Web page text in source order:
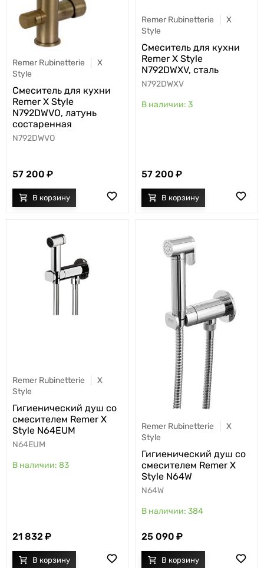
Remer Rubinetterie
X
Style
Cмеситель для кухни
Remer X Style
N792DWVO, латунь
состаренная
N792DWVO
57 200
Remer Rubinetterie
X
Style
Cмеситель для кухни
Remer X Style
N792DWXV, сталь
N792DWXV
3
57 200
Remer Rubinetterie
X
Style
Гигиенический душ со
смесителем Remer X
Style N64EUM
N64EUM
83
21 832
Remer Rubinetterie
X
Style
Гигиенический душ со
смесителем Remer X
Style N64W
N64W
384
25 090